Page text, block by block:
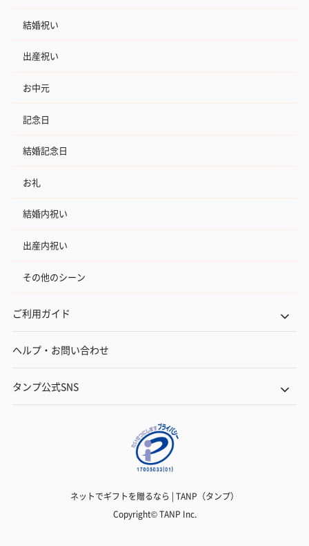
結婚祝い
出産祝い
お中元
記念日
結婚記念日
お礼
結婚内祝い
出産内祝い
その他のシーン
ご利用ガイド
ヘルプ・お問い合わせ
タンプ公式SNS
ネットでギフトを贈るなら | TANP（タンプ）
Copyright© TANP Inc.